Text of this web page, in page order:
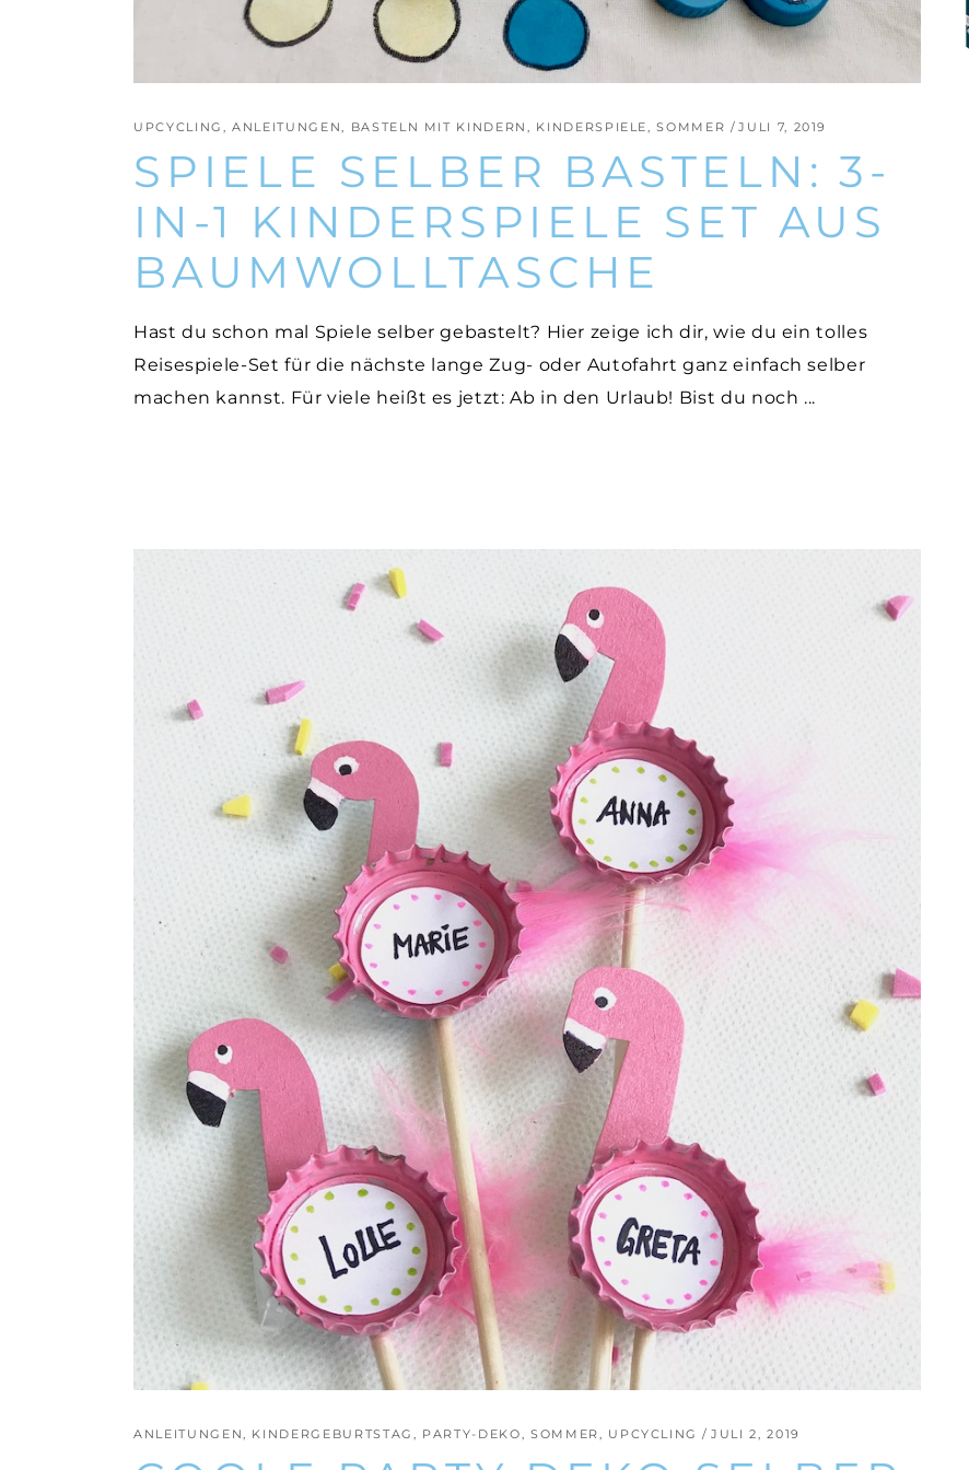
UPCYCLING ,ANLEITUNGEN, BASTELN MIT KINDERN , KINDERSPIELE,SOMMER JULI 7, 2019
SPIELE SELBER BASTELN: 3-
IN-1 KINDERSPIELE SET AUS
BAUMWOLLTASCHE
Hast du schon mal Spiele selber gebastelt? Hier zeige ich dir, wie du ein tolles
Reisespiele-Set für die nächste lange Zug- oder Autofahrt ganz einfach selber
machen kannst. Für viele heißt es jetzt: Ab in den Urlaub! Bist du noch
ANLEITUNGEN, KINDERGEBURTSTAG , PARTY-DEKO,SOMMER, UPCYCLING JULI 2, 2019